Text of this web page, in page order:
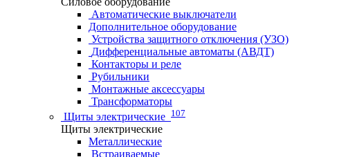
Автоматические выключатели
Дополнительное оборудование
Устройства защитного отключения (УЗО)
Дифференциальные автоматы (АВДТ)
Контакторы и реле
Рубильники
Монтажные аксессуары
Трансформаторы
Щиты электрические 107
Щиты электрические
Металлические
Встраиваемые